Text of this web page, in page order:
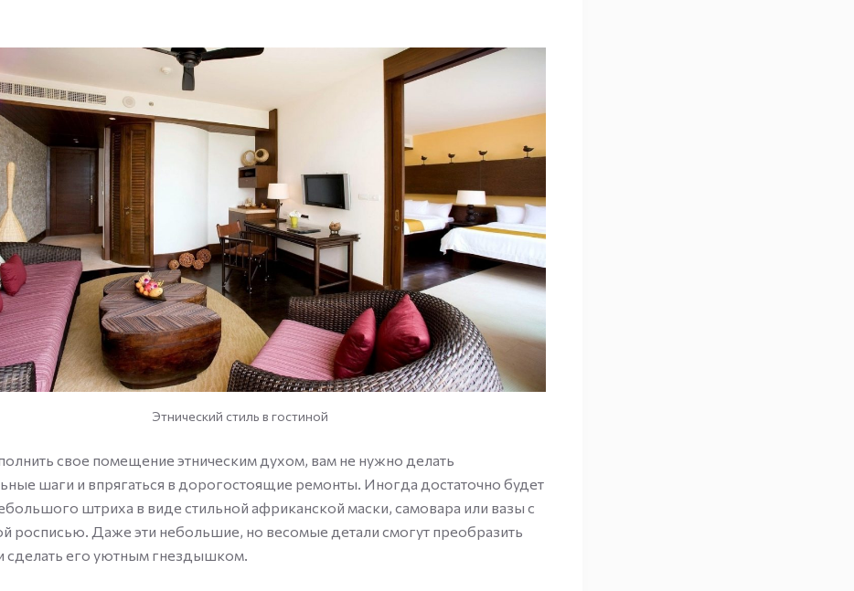
Этнический стиль в гостиной
свое помещение этническим духом, вам не нужно делать
шаги и впрягаться в дорогостоящие ремонты. Иногда достаточно будет
штриха в виде стильной африканской маски, самовара или вазы с
росписью. Даже эти небольшие, но весомые детали смогут преобразить
сделать его уютным гнездышком.